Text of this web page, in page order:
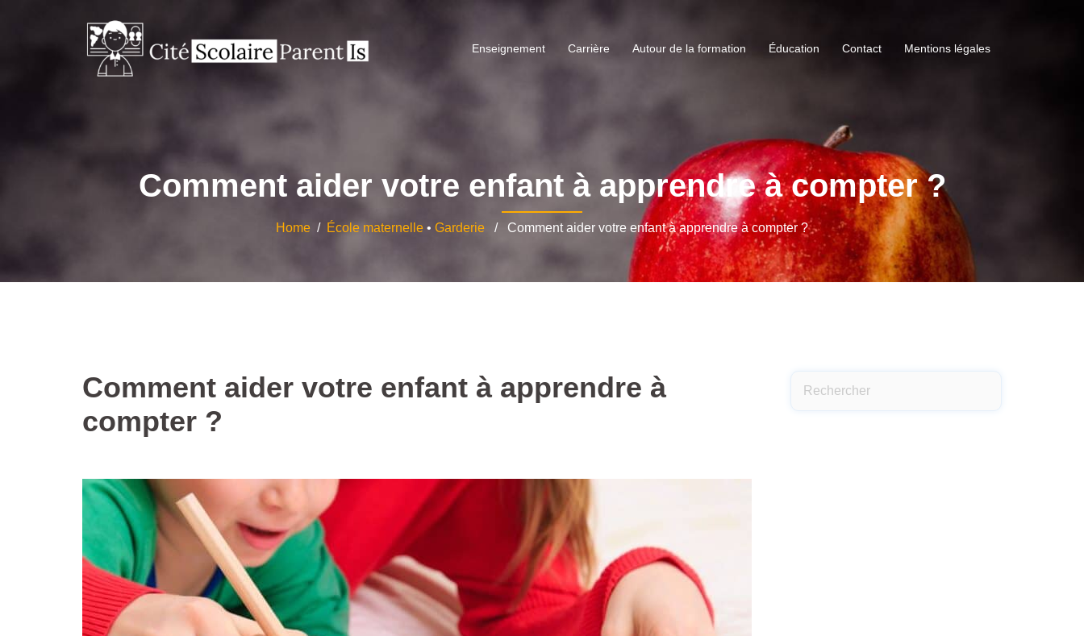
Enseignement Carrière Autour de la formation Éducation Contact Mentions légales
Comment aider votre enfant à apprendre à compter ?
Home / École maternelle • Garderie / Comment aider votre enfant à apprendre à compter ?
Comment aider votre enfant à apprendre à
compter ?